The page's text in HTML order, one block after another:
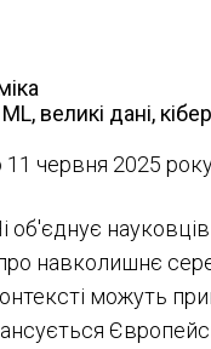
великі дані,
11 червня 2025
об'єднує
навколишнє
можуть